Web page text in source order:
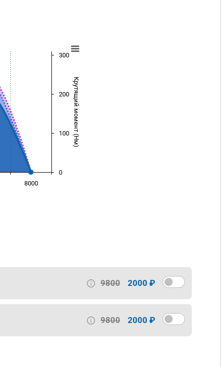
Крутящий момент (Нм)
8000
0
100
200
300
9800 2000 ₽
9800 2000 ₽